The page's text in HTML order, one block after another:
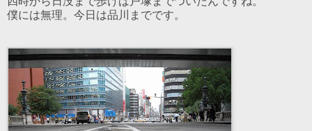
僕には無理。今日は品川までです。